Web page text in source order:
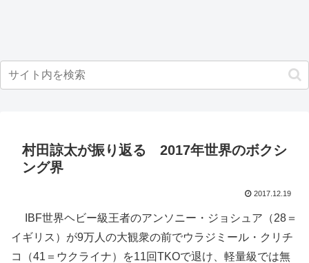
村田諒太が振り返る 2017年世界のボクシ
ング界
2017.12.19
IBF世界ヘビー級王者のアンソニー・ジョシュア（28＝
イギリス）が9万人の大観衆の前でウラジミール・クリチ
コ（41＝ウクライナ）を11回TKOで退け、軽量級では無